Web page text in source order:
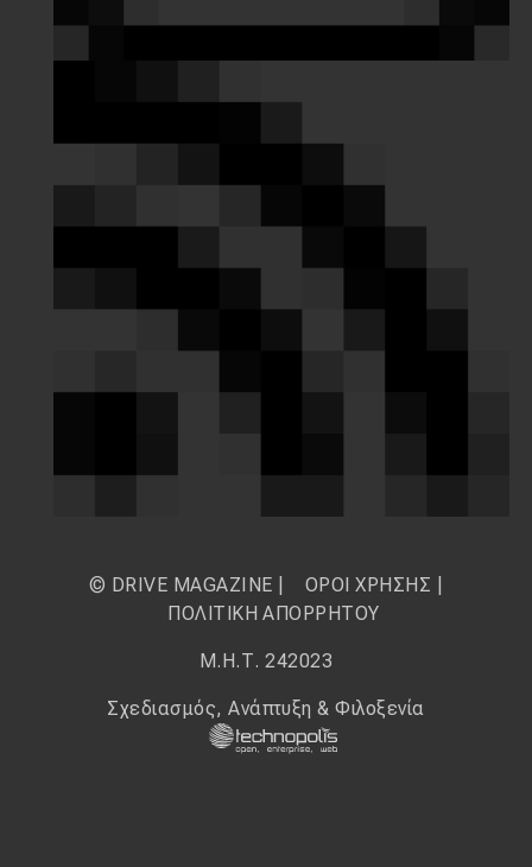
© DRIVE MAGAZINE | ΟΡΟΙ ΧΡΗΣΗΣ
ΠΟΛΙΤΙΚΗ ΑΠΟΡΡΗΤΟΥ
Μ.Η.Τ. 242023
Σχεδιασμός, Ανάπτυξη & Φιλοξενία